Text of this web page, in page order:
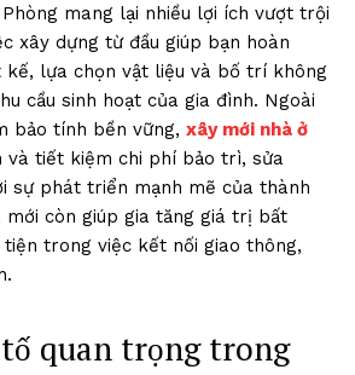
mang lại nhiều lợi ích vượt trội
xây dựng từ đầu giúp bạn hoàn
lựa chọn vật liệu và bố trí không
cầu sinh hoạt của gia đình. Ngoài
bảo tính bền vững, xây mới nhà ở
và tiết kiệm chi phí bảo trì, sửa
sự phát triển mạnh mẽ của thành
mới còn giúp gia tăng giá trị bất
tiện trong việc kết nối giao thông,
quan trọng trong